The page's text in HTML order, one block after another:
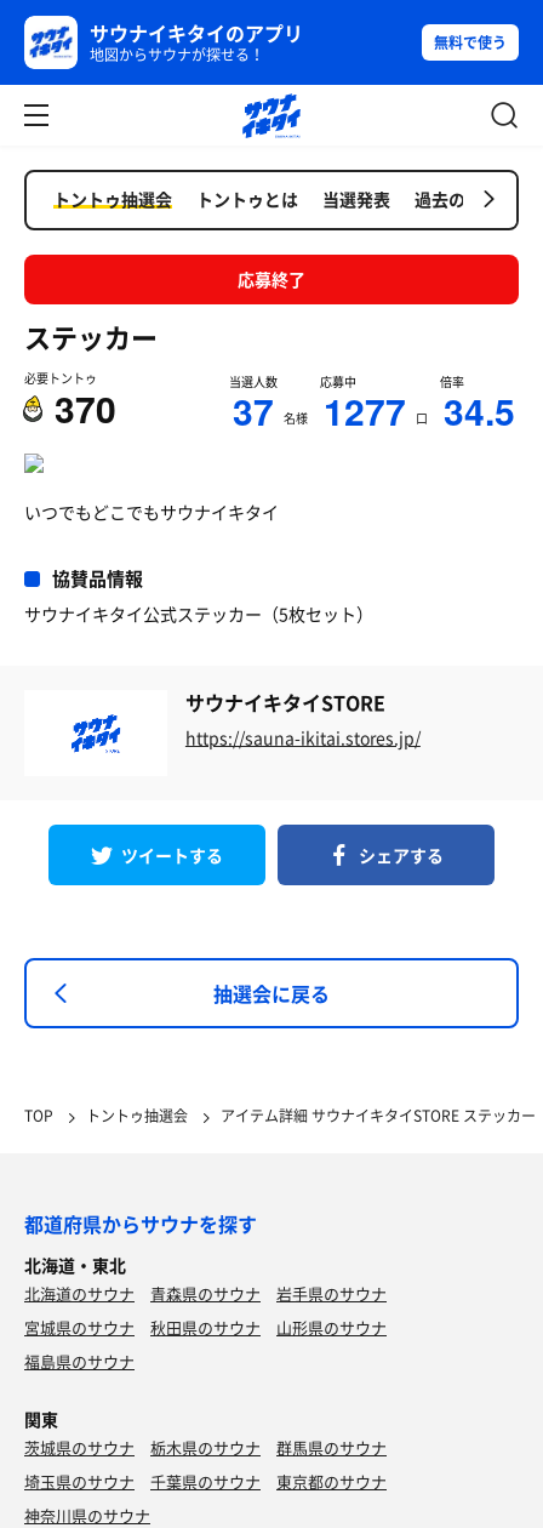
サウナイキタイのアプリ
地図からサウナが探せる！
無料で使う
トントゥ抽選会 トントゥとは 当選発表 過去の抽選会
応募終了
ステッカー
必要トントゥ
370
当選人数
37 名様
応募中
1277 口
倍率
34.5
いつでもどこでもサウナイキタイ
協賛品情報
サウナイキタイ公式ステッカー（5枚セット）
サウナイキタイSTORE
https://sauna-ikitai.stores.jp/
ツイートする シェアする
抽選会に戻る
TOP トントゥ抽選会 アイテム詳細 サウナイキタイSTORE ステッカー
都道府県からサウナを探す
北海道・東北
北海道のサウナ 青森県のサウナ
岩手県のサウナ
宮城県のサウナ
秋田県のサウナ
山形県のサウナ
福島県のサウナ
関東
茨城県のサウナ 栃木県のサウナ
群馬県のサウナ
埼玉県のサウナ
千葉県のサウナ
東京都のサウナ
神奈川県のサウナ